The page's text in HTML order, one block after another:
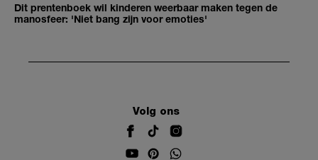
Dit prentenboek wil kinderen weerbaar maken tegen de
manosfeer: 'Niet bang zijn voor emoties'
Volg ons